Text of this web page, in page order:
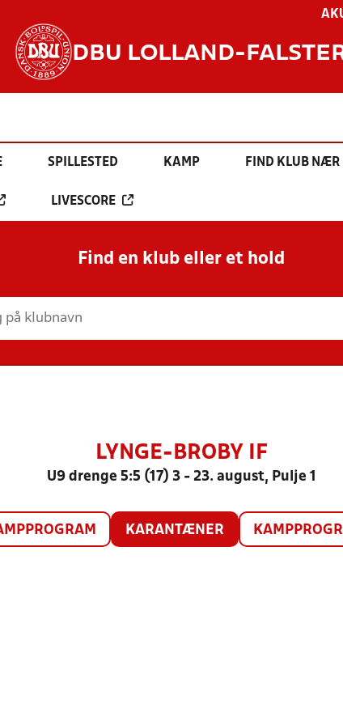
DBU LOLLAND-
SPILLESTED KAMP FIND KLUB NÆR
LIVESCORE
Find en klub eller et hold
LYNGE-BROBY IF
U9 drenge 5:5 (17) 3 - 23. august, Pulje 1
KARANTÆNER